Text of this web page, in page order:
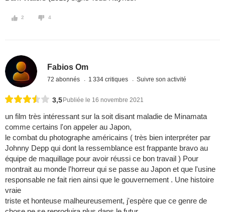
2 4
Fabios Om
72 abonnés 1 334 critiques Suivre son activité
3,5 Publiée le 16 novembre 2021
un film très intéressant sur la soit disant maladie de Minamata
comme certains l'on appeler au Japon,
le combat du photographe américains ( très bien interpréter par
Johnny Depp qui dont la ressemblance est frappante bravo au
équipe de maquillage pour avoir réussi ce bon travail ) Pour
montrait au monde l'horreur qui se passe au Japon et que l'usine
responsable ne fait rien ainsi que le gouvernement . Une histoire
vraie
triste et honteuse malheureusement, j'espère que ce genre de